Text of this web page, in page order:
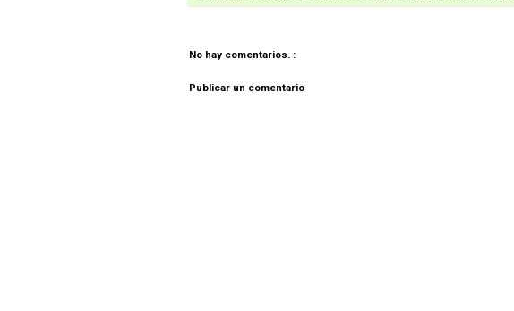
No hay comentarios. :
Publicar un comentario